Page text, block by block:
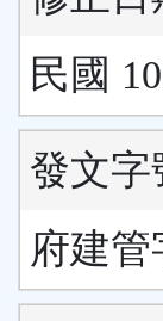
民國
發文字
府建管